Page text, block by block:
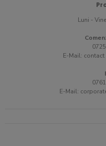
Luni -
E-Mail:
E-Mail: